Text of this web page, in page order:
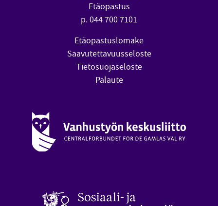
Etäopastus
p. 044 700 7101
Etäopastuslomake
Saavutettavuusseloste
Tietosuojaseloste
Palaute